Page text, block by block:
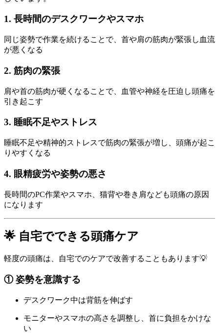
1. 長時間のデスクワークやスマホ
同じ姿勢で作業を続けることで、首や肩の筋肉が緊張し血流
が悪くなる
2. 筋肉の緊張
肩や首の筋肉が硬くなることで、血管や神経を圧迫し頭痛を
引き起こす
3. 睡眠不足やストレス
睡眠不足や精神的ストレスで筋肉の緊張が増し、頭痛が起こ
りやすくなる
4. 眼精疲労や姿勢の悪さ
長時間のPC作業やスマホ、猫背や巻き肩なども頭痛の原因
になります
🌟 自宅でできる頭痛ケア
軽度の頭痛は、自宅でのケアで改善することもあります💡
① 姿勢を意識する
デスクワーク中は背筋を伸ばす
モニターやスマホの高さを調整し、首に負担をかけな
い